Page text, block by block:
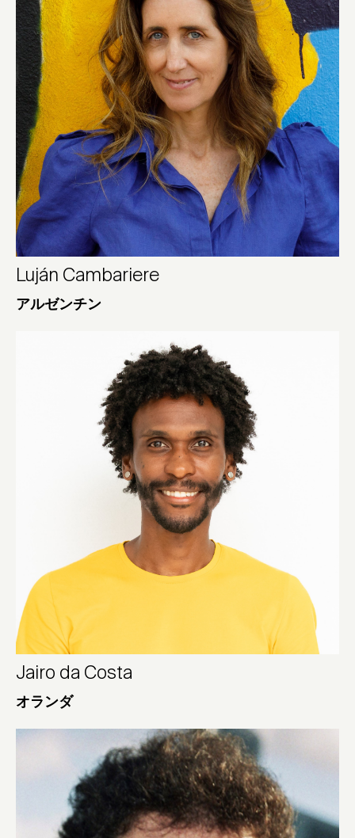
Luján Cambariere
アルゼンチン
Jairo da Costa
オランダ